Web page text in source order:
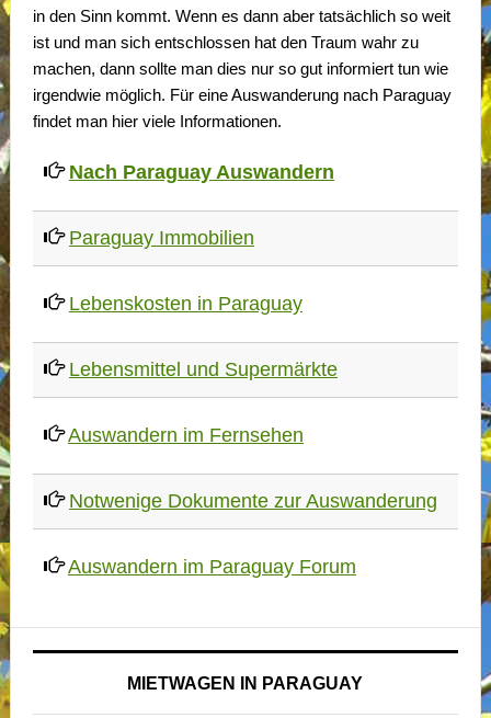
in den Sinn kommt. Wenn es dann aber tatsächlich so weit
ist und man sich entschlossen hat den Traum wahr zu
machen, dann sollte man dies nur so gut informiert tun wie
irgendwie möglich. Für eine Auswanderung nach Paraguay
findet man hier viele Informationen.
Nach Paraguay Auswandern
Paraguay Immobilien
Lebenskosten in Paraguay
Lebensmittel und Supermärkte
Auswandern im Fernsehen
Notwenige Dokumente zur Auswanderung
Auswandern im Paraguay Forum
MIETWAGEN IN PARAGUAY